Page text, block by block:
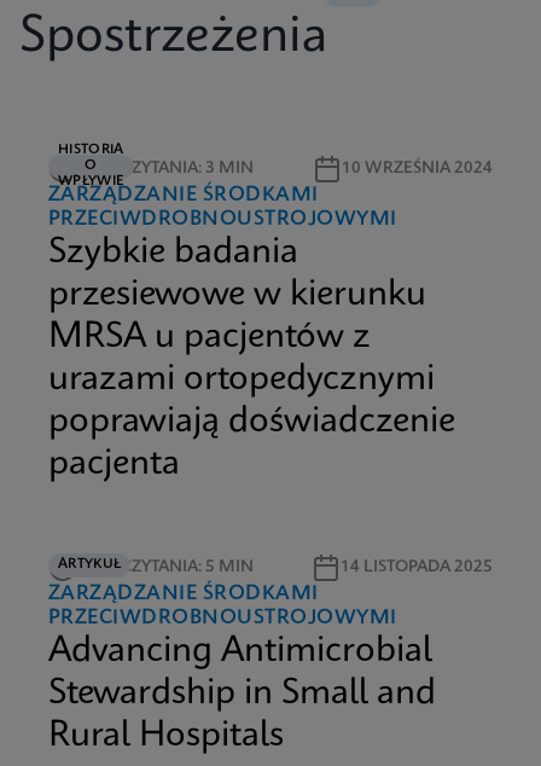
Spostrzeżenia
HISTORIA
O
WPŁYWIE
CZAS CZYTANIA: 3 MIN 10 WRZEŚNIA 2024
ZARZĄDZANIE ŚRODKAMI
PRZECIWDROBNOUSTROJOWYMI
Szybkie badania
przesiewowe w kierunku
MRSA u pacjentów z
urazami ortopedycznymi
poprawiają doświadczenie
pacjenta
ARTYKUŁ
CZAS CZYTANIA: 5 MIN 14 LISTOPADA 2025
ZARZĄDZANIE ŚRODKAMI
PRZECIWDROBNOUSTROJOWYMI
Advancing Antimicrobial
Stewardship in Small and
Rural Hospitals